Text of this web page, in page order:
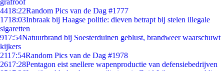
grafroof
4418:22Random Pics van de Dag #1777
1718:03Inbraak bij Haagse politie: dieven betrapt bij stelen illegale
sigaretten
917:54Natuurbrand bij Soesterduinen geblust, brandweer waarschuwt
kijkers
2117:54Random Pics van de Dag #1978
2617:28Pentagon eist snellere wapenproductie van defensiebedrijven